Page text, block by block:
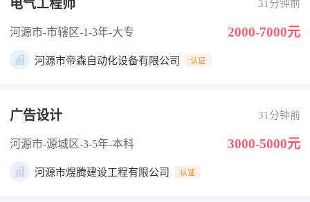
电气工程师 31分钟前
河源市-市辖区-1-3年-大专 2000-7000元
河源市帝森自动化设备有限公司 认证
广告设计 31分钟前
河源市-源城区-3-5年-本科 3000-5000元
河源市煜腾建设工程有限公司 认证